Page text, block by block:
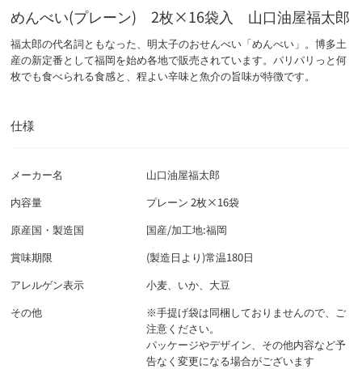
めんべい(プレーン) 2枚×16袋入 山口油屋福太郎
福太郎の代名詞ともなった、明太子のおせんべい「めんべい」。博多土
産の新定番として福岡を始め各地で販売されています。パリパリっと何
枚でも食べられる食感と、程よい辛味と魚介の旨味が特徴です。
仕様
メーカー名
山口油屋福太郎
内容量
プレーン 2枚×16袋
原産国・製造国
国産/加工地:福岡
賞味期限
(製造日より)常温180日
アレルゲン表示
小麦、いか、大豆
その他
※手提げ袋は同梱しておりませんので、ご
注意ください。
パッケージやデザイン、その他内容など予
告なく変更になる場合がございます